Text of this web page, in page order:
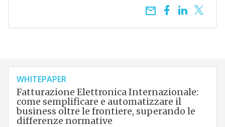
email
WHITEPAPER
Fatturazione Elettronica Internazionale:
come semplificare e automatizzare il
business oltre le frontiere, superando le
differenze normative